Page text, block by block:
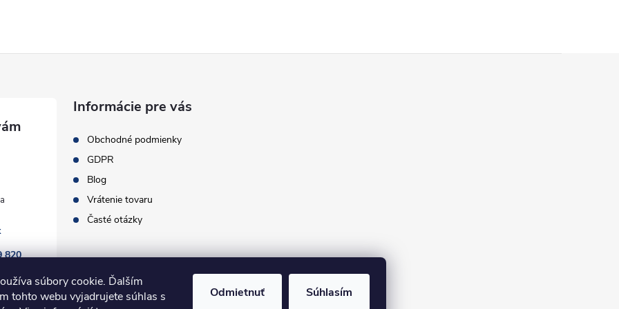
súbory cookie. Ďalším
tohto webu vyjadrujete súhlas s
Odmietnuť Súhlasím
820
Informácie pre vás
Obchodné podmienky
GDPR
Blog
Vrátenie tovaru
Časté otázky